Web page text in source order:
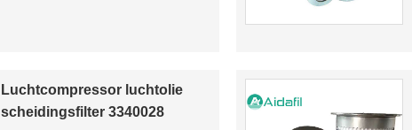
Luchtcompressor luchtolie
scheidingsfilter 3340028